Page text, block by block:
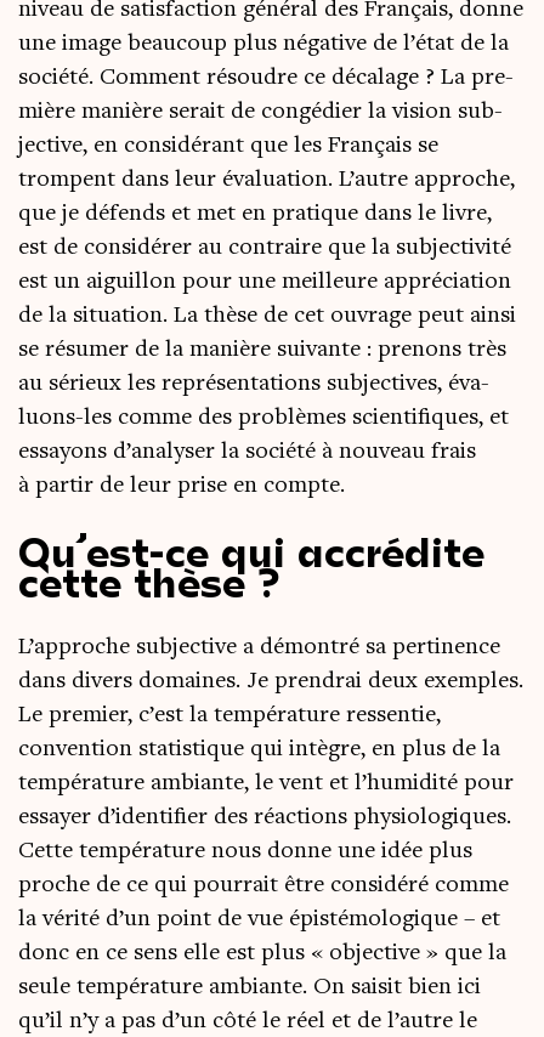
niveau de satis­fac­tion géné­ral des Fran­çais, donne
une image beau­coup plus néga­tive de l’état de la
socié­té. Com­ment résoudre ce déca­lage ? La pre­
mière manière serait de congé­dier la vision sub­
jec­tive, en consi­dé­rant que les Fran­çais se
trompent dans leur éva­lua­tion. L’autre approche,
que je défends et met en pra­tique dans le livre,
est de consi­dé­rer au contraire que la sub­jec­ti­vi­té
est un aiguillon pour une meilleure appré­cia­tion
de la situa­tion. La thèse de cet ouvrage peut ain­si
se résu­mer de la manière sui­vante : pre­nons très
au sérieux les repré­sen­ta­tions sub­jec­tives, éva­
luons-les comme des pro­blèmes scien­ti­fiques, et
essayons d’analyser la socié­té à nou­veau frais
à par­tir de leur prise en compte.
Qu’est-ce qui accrédite
cette thèse ?
L’approche sub­jec­tive a démon­tré sa per­ti­nence
dans divers domaines. Je pren­drai deux exemples.
Le pre­mier, c’est la tem­pé­ra­ture res­sen­tie,
conven­tion sta­tis­tique qui intègre, en plus de la
tem­pé­ra­ture ambiante, le vent et l’humidité pour
essayer d’identifier des réac­tions phy­sio­lo­giques.
Cette tem­pé­ra­ture nous donne une idée plus
proche de ce qui pour­rait être consi­dé­ré comme
la véri­té d’un point de vue épis­té­mo­lo­gique – et
donc en ce sens elle est plus « objec­tive » que la
seule tem­pé­ra­ture ambiante. On sai­sit bien ici
qu’il n’y a pas d’un côté le réel et de l’autre le